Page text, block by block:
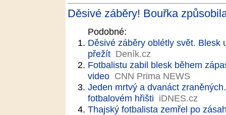
Děsivé záběry! Bouřka
Podobné:
Děsivé záběry oblétly svět. Blesk
přežít Deník.cz
Fotbalistu zabil blesk během
video CNN Prima NEWS
Jeden mrtvý a dvanáct
fotbalovém hřišti iDNES.cz
Thajský fotbalista zemřel po